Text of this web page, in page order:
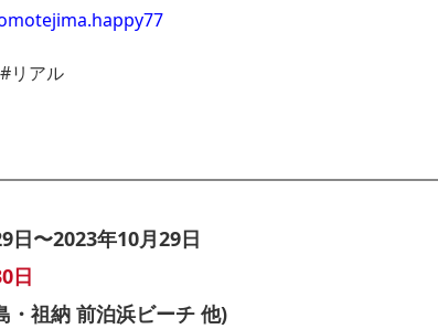
リアル
〜2023年10月29日
日
祖納 前泊浜ビーチ 他)